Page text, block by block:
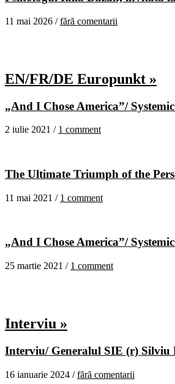
11 mai 2026 /fără comentarii
EN/FR/DE Europunkt »
„And I Chose America”/
2 iulie 2021 / 1 comment
The Ultimate Triumph of the
11 mai 2021 / 1 comment
„And I Chose America”/
25 martie 2021 / 1 comment
Interviu »
Interviu/ Generalul SIE (r) Silviu
16 ianuarie 2024 /fără comentarii